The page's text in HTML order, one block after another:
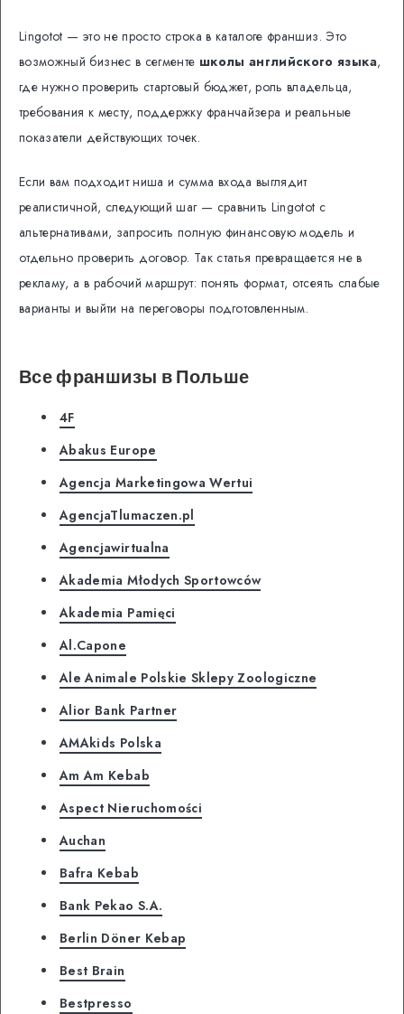
Lingotot — это не просто строка в каталоге франшиз. Это
возможный бизнес в сегменте школы английского языка,
где нужно проверить стартовый бюджет, роль владельца,
требования к месту, поддержку франчайзера и реальные
показатели действующих точек.
Если вам подходит ниша и сумма входа выглядит
реалистичной, следующий шаг — сравнить Lingotot с
альтернативами, запросить полную финансовую модель и
отдельно проверить договор. Так статья превращается не в
рекламу, а в рабочий маршрут: понять формат, отсеять слабые
варианты и выйти на переговоры подготовленным.
Все франшизы в Польше
4F
Abakus Europe
Agencja Marketingowa Wertui
AgencjaTlumaczen.pl
Agencjawirtualna
Akademia Młodych Sportowców
Akademia Pamięci
Al.Capone
Ale Animale Polskie Sklepy Zoologiczne
Alior Bank Partner
AMAkids Polska
Am Am Kebab
Aspect Nieruchomości
Auchan
Bafra Kebab
Bank Pekao S.A.
Berlin Döner Kebap
Best Brain
Bestpresso